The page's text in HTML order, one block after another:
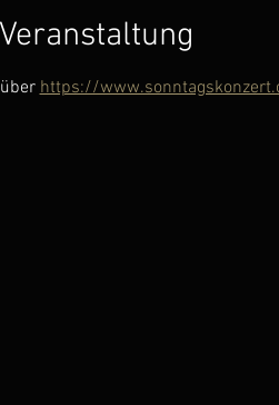
https://